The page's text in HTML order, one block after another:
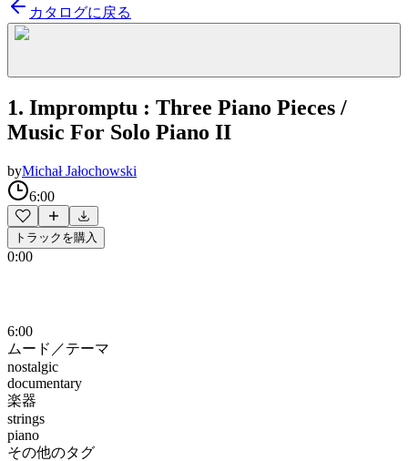
カタログに戻る
1. Impromptu : Three Piano Pieces /
Music For Solo Piano II
byMichał Jałochowski
6:00
トラックを購入
0:00
6:00
ムード／テーマ
nostalgic
documentary
楽器
strings
piano
その他のタグ